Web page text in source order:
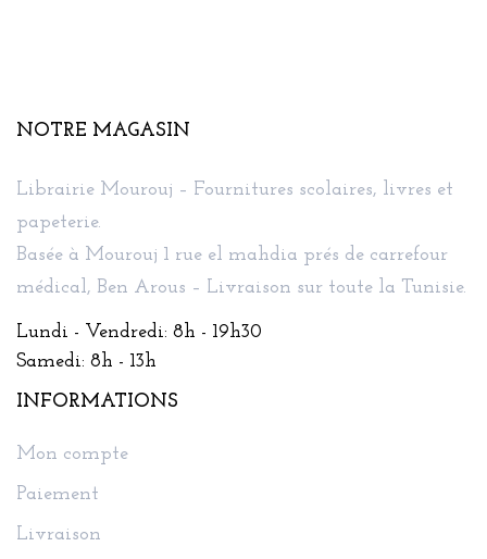
NOTRE MAGASIN
Librairie Mourouj – Fournitures scolaires, livres et
papeterie.
Basée à Mourouj 1 rue el mahdia prés de carrefour
médical, Ben Arous – Livraison sur toute la Tunisie.
Lundi - Vendredi: 8h - 19h30
Samedi: 8h - 13h
INFORMATIONS
Mon compte
Paiement
Livraison